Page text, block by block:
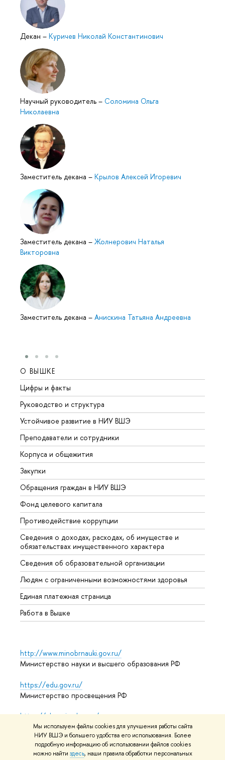
Мы используем файлы cookies для улучшения работы сайта
НИУ ВШЭ и большего удобства его использования. Более
подробную информацию об использовании файлов cookies
можно найти здесь, наши правила обработки персональных
Декан – Куричев Николай Константинович
Научный руководитель – Соломина Ольга
Николаевна
Заместитель декана – Крылов Алексей Игоревич
Заместитель декана – Жолнерович Наталья
Викторовна
Заместитель декана – Анискина Татьяна Андреевна
О ВЫШКЕ
Цифры и факты
Руководство и структура
Устойчивое развитие в НИУ ВШЭ
Преподаватели и сотрудники
Корпуса и общежития
Закупки
Обращения граждан в НИУ ВШЭ
Фонд целевого капитала
Противодействие коррупции
Сведения о доходах, расходах, об имуществе и
обязательствах имущественного характера
Сведения об образовательной организации
Людям с ограниченными возможностями здоровья
Единая платежная страница
Работа в Вышке
http://www.minobrnauki.gov.ru/
Министерство науки и высшего образования РФ
https://edu.gov.ru/
Министерство просвещения РФ
https://elearning.hse.ru/mooc
Массовые открытые онлайн-курсы